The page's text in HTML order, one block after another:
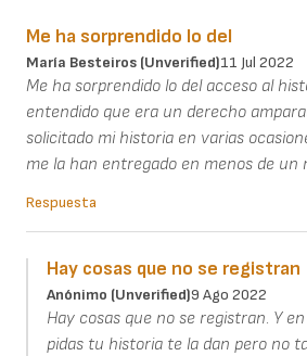
Me ha sorprendido lo del
María Besteiros (unverified)11 Jul 2022
Me ha sorprendido lo del acceso al
entendido que era un derecho
solicitado mi historia en varias
me la han entregado en menos de un
Respuesta
Hay cosas que no se registran
Anónimo (unverified)9 Ago 2022
Hay cosas que no se registran. Y
pidas tu historia te la dan pero no